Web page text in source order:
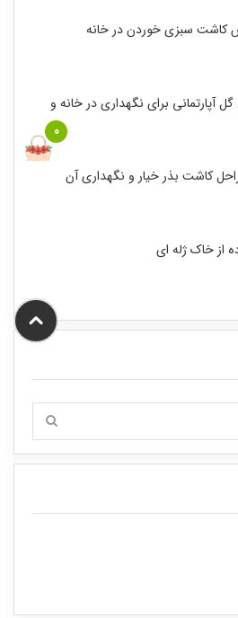
کاشت سبزی خوردن در خانه
گل آپارتمانی برای نگهداری در خانه و
کاشت بذر خیار و نگهداری آن
از خاک ژله ای
0